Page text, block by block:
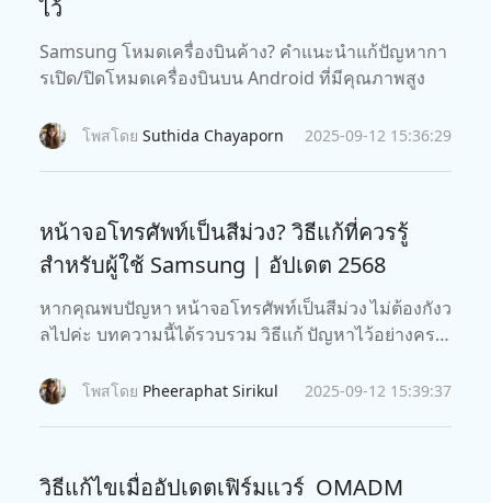
ไว้
Samsung โหมดเครื่องบินค้าง? คำแนะนำแก้ปัญหากา
รเปิด/ปิดโหมดเครื่องบินบน Android ที่มีคุณภาพสูง
โพสโดย Suthida Chayaporn 2025-09-12 15:36:29
หน้าจอโทรศัพท์เป็นสีม่วง? วิธีแก้ที่ควรรู้
สำหรับผู้ใช้ Samsung | อัปเดต 2568
หากคุณพบปัญหา หน้าจอโทรศัพท์เป็นสีม่วง ไม่ต้องกังว
ลไปค่ะ บทความนี้ได้รวบรวม วิธีแก้ ปัญหาไว้อย่างครบ
คุณตรวจสอบสาเหตุทีละขั้นตอน พร้อมแนะแนวทางกา
รซ่อมแซม เพื่อให้หน้าจอกลับมาใช้งานได้ตามปกติอย่า
โพสโดย Pheeraphat Sirikul 2025-09-12 15:39:37
วิธีแก้ไขเมื่ออัปเดตเฟิร์มแวร์ OMADM